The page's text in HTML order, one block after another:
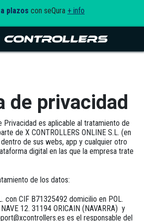
plazos con seQura + info
de privacidad
Privacidad es aplicable al tratamiento de
de X CONTROLLERS ONLINE S.L. (en
dentro de sus webs, app y cualquier otro
digital en las que la empresa trate
de los datos:
con CIF B71325492 domicilio en POL.
12. 31194 ORICAIN (NAVARRA) y
es el responsable del